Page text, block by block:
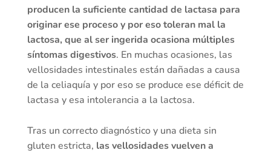
producen la suficiente cantidad de lactasa para
originar ese proceso y por eso toleran mal la
lactosa, que al ser ingerida ocasiona múltiples
síntomas digestivos. En muchas ocasiones, las
vellosidades intestinales están dañadas a causa
de la celiaquía y por eso se produce ese déficit de
lactasa y esa intolerancia a la lactosa.
Tras un correcto diagnóstico y una dieta sin
gluten estricta, las vellosidades vuelven a